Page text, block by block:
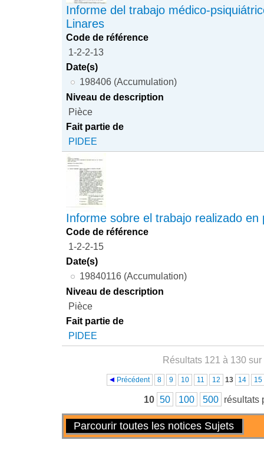
Informe del trabajo médico-
Linares
Code de référence
1-2-2-13
Date(s)
198406 (Accumulation)
Niveau de description
Pièce
Fait partie de
PIDEE
Informe sobre el trabajo realizado en
Code de référence
1-2-2-15
Date(s)
19840116 (Accumulation)
Niveau de description
Pièce
Fait partie de
PIDEE
Résultats 121 à 130 sur
Précédent 8 9 10 11 12 13 14 15
10 50 100 500 résultats
Actions
Parcourir toutes les notices Sujets